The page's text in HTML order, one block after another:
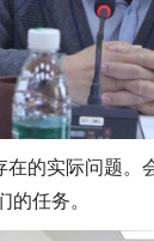
的实际问题
任务。